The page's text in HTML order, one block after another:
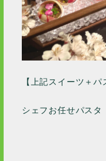
【上記スイーツ＋
シェフお任せパスタ